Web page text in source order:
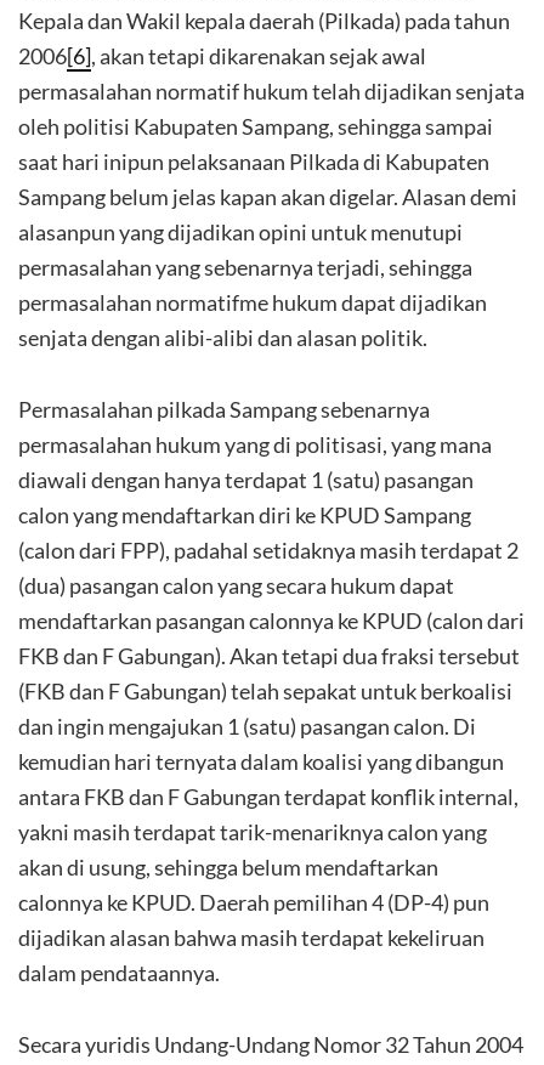
Kepala dan Wakil kepala daerah (Pilkada) pada tahun
2006[6], akan tetapi dikarenakan sejak awal
permasalahan normatif hukum telah dijadikan senjata
oleh politisi Kabupaten Sampang, sehingga sampai
saat hari inipun pelaksanaan Pilkada di Kabupaten
Sampang belum jelas kapan akan digelar. Alasan demi
alasanpun yang dijadikan opini untuk menutupi
permasalahan yang sebenarnya terjadi, sehingga
permasalahan normatifme hukum dapat dijadikan
senjata dengan alibi-alibi dan alasan politik.
Permasalahan pilkada Sampang sebenarnya
permasalahan hukum yang di politisasi, yang mana
diawali dengan hanya terdapat 1 (satu) pasangan
calon yang mendaftarkan diri ke KPUD Sampang
(calon dari FPP), padahal setidaknya masih terdapat 2
(dua) pasangan calon yang secara hukum dapat
mendaftarkan pasangan calonnya ke KPUD (calon dari
FKB dan F Gabungan). Akan tetapi dua fraksi tersebut
(FKB dan F Gabungan) telah sepakat untuk berkoalisi
dan ingin mengajukan 1 (satu) pasangan calon. Di
kemudian hari ternyata dalam koalisi yang dibangun
antara FKB dan F Gabungan terdapat konflik internal,
yakni masih terdapat tarik-menariknya calon yang
akan di usung, sehingga belum mendaftarkan
calonnya ke KPUD. Daerah pemilihan 4 (DP-4) pun
dijadikan alasan bahwa masih terdapat kekeliruan
dalam pendataannya.
Secara yuridis Undang-Undang Nomor 32 Tahun 2004